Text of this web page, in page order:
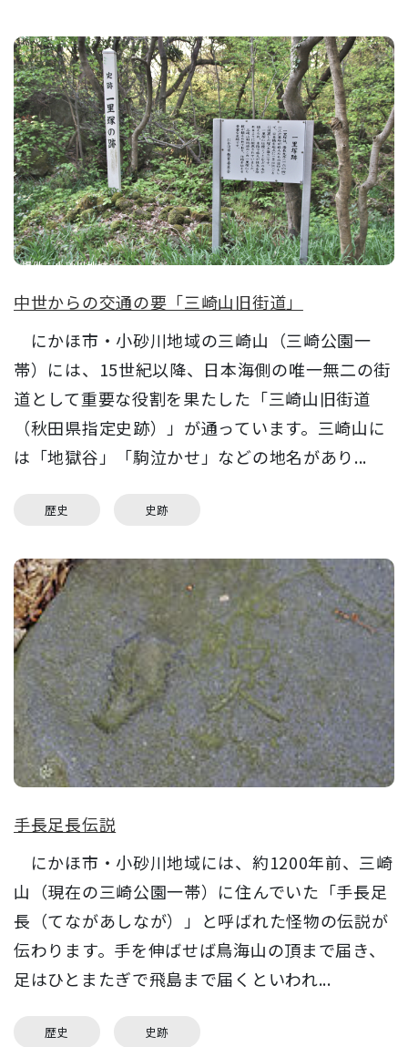
中世からの交通の要「三崎山旧街道」
にかほ市・小砂川地域の三崎山（三崎公園一
帯）には、15世紀以降、日本海側の唯一無二の街
道として重要な役割を果たした「三崎山旧街道
（秋田県指定史跡）」が通っています。三崎山に
は「地獄谷」「駒泣かせ」などの地名があり...
歴史 史跡
手長足長伝説
にかほ市・小砂川地域には、約1200年前、三崎
山（現在の三崎公園一帯）に住んでいた「手長足
長（てながあしなが）」と呼ばれた怪物の伝説が
伝わります。手を伸ばせば鳥海山の頂まで届き、
足はひとまたぎで飛島まで届くといわれ...
歴史 史跡